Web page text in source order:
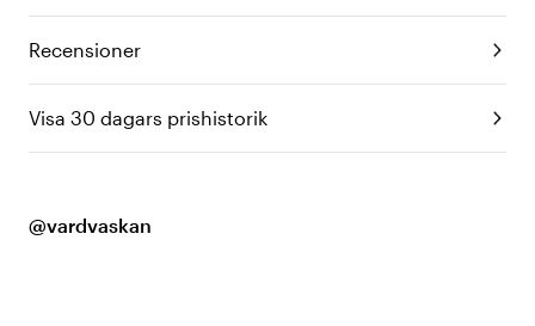
Recensioner
Visa 30 dagars prishistorik
@vardvaskan